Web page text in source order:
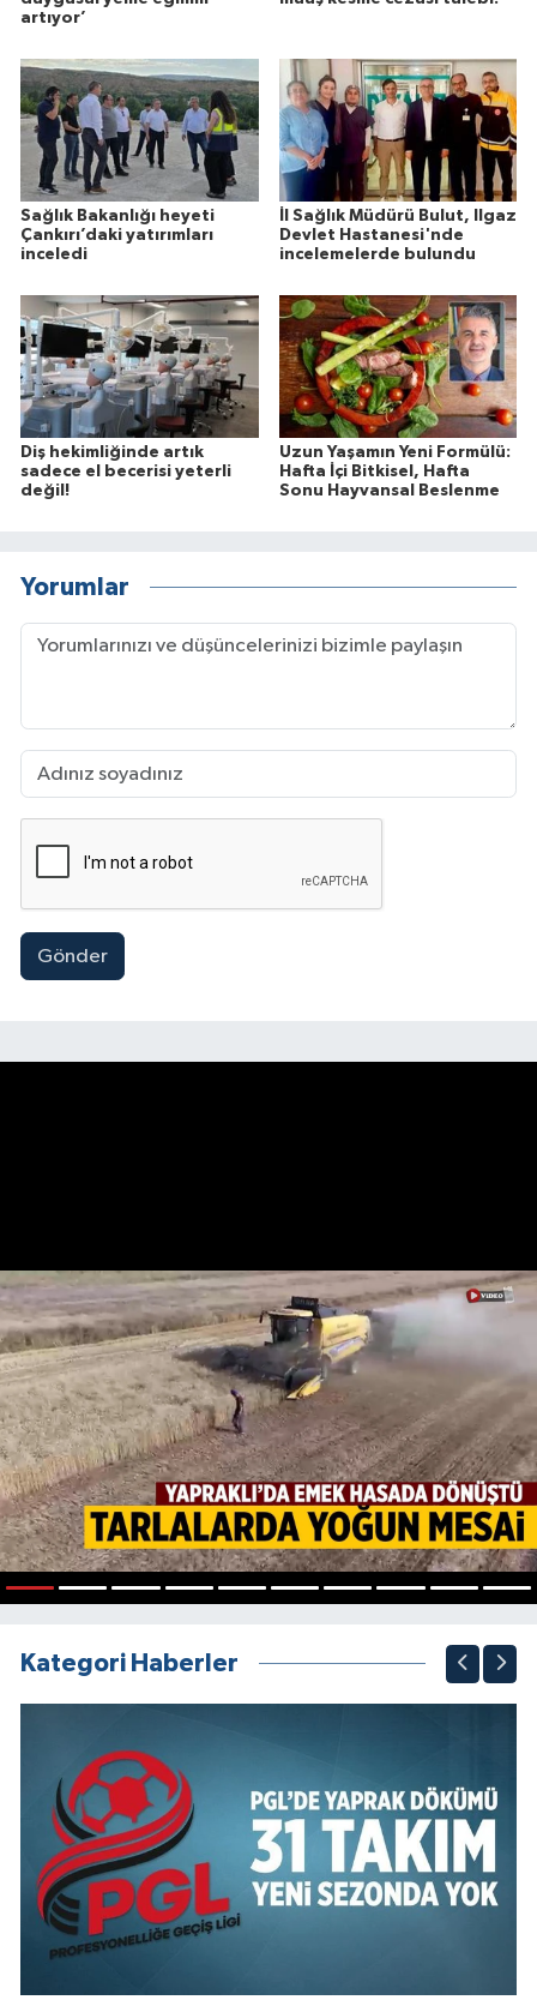
artıyor’
Sağlık Bakanlığı heyeti
Çankırı’daki yatırımları
inceledi
İl Sağlık Müdürü Bulut, Ilgaz
Devlet Hastanesi'nde
incelemelerde bulundu
Diş hekimliğinde artık
sadece el becerisi yeterli
değil!
Uzun Yaşamın Yeni Formülü:
Hafta İçi Bitkisel, Hafta
Sonu Hayvansal Beslenme
Yorumlar
Gönder
Kategori Haberler